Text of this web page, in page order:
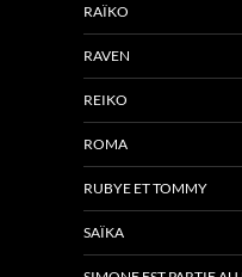
RAÏKO
RAVEN
REIKO
ROMA
RUBYE ET TOMMY
SAÏKA